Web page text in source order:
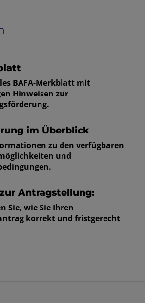
BAFA-Merkblatt mit
Hinweisen zur
im Überblick
zu den verfügbaren
und
Antragstellung:
Sie, wie Sie Ihren
korrekt und fristgerecht